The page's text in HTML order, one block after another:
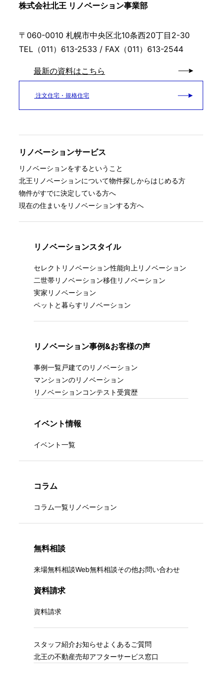
株式会社北王 リノベーション事業部
〒060-0010 札幌市中央区北10条西20丁目2-30
TEL（011）613-2533 / FAX（011）613-2544
最新の資料はこちら
注文住宅・規格住宅
リノベーションサービス
リノベーションをするということ
北王リノベーションについて物件探しからはじめる方
物件がすでに決定している方へ
現在の住まいをリノベーションする方へ
リノベーションスタイル
セレクトリノベーション性能向上リノベーション
二世帯リノベーション移住リノベーション
実家リノベーション
ペットと暮らすリノベーション
リノベーション事例&お客様の声
事例一覧戸建てのリノベーション
マンションのリノベーション
リノベーションコンテスト受賞歴
イベント情報
イベント一覧
コラム
コラム一覧リノベーション
無料相談
来場無料相談Web無料相談その他お問い合わせ
資料請求
資料請求
スタッフ紹介お知らせよくあるご質問
北王の不動産売却アフターサービス窓口